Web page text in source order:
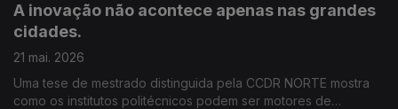
A inovação não acontece apenas nas grandes
cidades.
21 mai. 2026
Uma tese de mestrado distinguida pela CCDR NORTE mostra
como os institutos politécnicos podem ser motores de